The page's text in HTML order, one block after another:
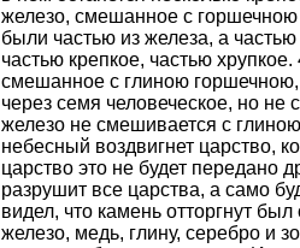
железо, смешанное с
были частью из железа, а частью
частью крепкое, частью
смешанное с глиною горшечною,
через семя человеческое, но не
железо не смешивается с
небесный воздвигнет царство,
царство это не будет передано
разрушит все царства, а само
видел, что камень отторгнут
железо, медь, глину, серебро и